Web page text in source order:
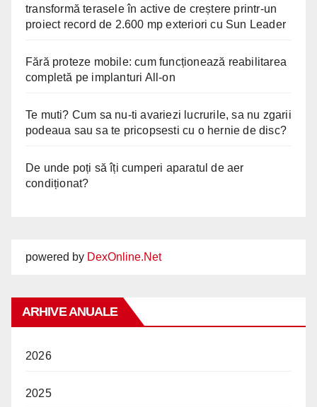
transformă terasele în active de creștere printr-un
proiect record de 2.600 mp exteriori cu Sun Leader
Fără proteze mobile: cum funcționează reabilitarea
completă pe implanturi All-on
Te muti? Cum sa nu-ti avariezi lucrurile, sa nu zgarii
podeaua sau sa te pricopsesti cu o hernie de disc?
De unde poți să îți cumperi aparatul de aer
condiționat?
powered by DexOnline.Net
ARHIVE ANUALE
2026
2025